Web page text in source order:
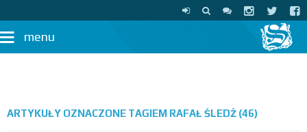
menu
ARTYKUŁY OZNACZONE TAGIEM RAFAŁ ŚLEDŹ (46)